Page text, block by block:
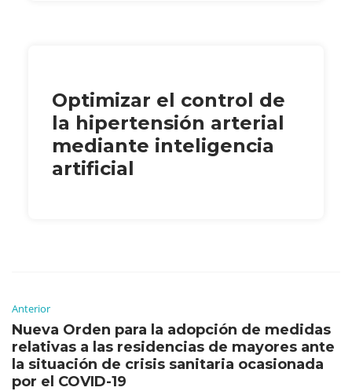
Optimizar el control de
la hipertensión arterial
mediante inteligencia
artificial
Anterior
Nueva Orden para la adopción de medidas
relativas a las residencias de mayores ante
la situación de crisis sanitaria ocasionada
por el COVID-19